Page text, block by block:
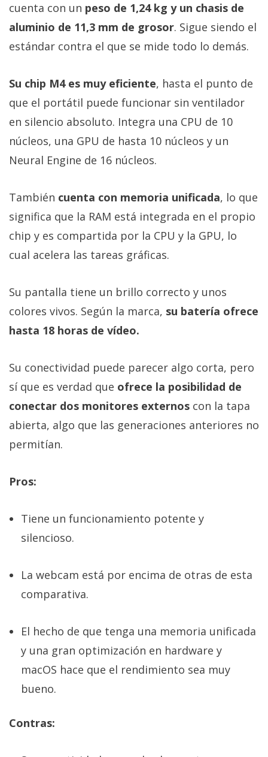
cuenta con un peso de 1,24 kg y un chasis de
aluminio de 11,3 mm de grosor. Sigue siendo el
estándar contra el que se mide todo lo demás.
Su chip M4 es muy eficiente, hasta el punto de
que el portátil puede funcionar sin ventilador
en silencio absoluto. Integra una CPU de 10
núcleos, una GPU de hasta 10 núcleos y un
Neural Engine de 16 núcleos.
También cuenta con memoria unificada, lo que
significa que la RAM está integrada en el propio
chip y es compartida por la CPU y la GPU, lo
cual acelera las tareas gráficas.
Su pantalla tiene un brillo correcto y unos
colores vivos. Según la marca, su batería ofrece
hasta 18 horas de vídeo.
Su conectividad puede parecer algo corta, pero
sí que es verdad que ofrece la posibilidad de
conectar dos monitores externos con la tapa
abierta, algo que las generaciones anteriores no
permitían.
Pros:
Tiene un funcionamiento potente y
silencioso.
La webcam está por encima de otras de esta
comparativa.
El hecho de que tenga una memoria unificada
y una gran optimización en hardware y
macOS hace que el rendimiento sea muy
bueno.
Contras: